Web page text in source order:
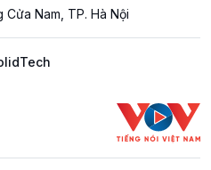
Nam, TP. Hà Nội